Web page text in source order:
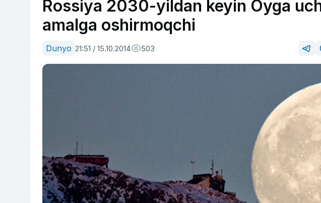
Rossiya 2030-yildan keyin Oyga
amalga oshirmoqchi
Dunyo 21:51 / 15.10.2014 503